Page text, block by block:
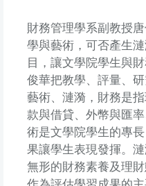
財務管理學系副教授
學與藝術，可否產生
目，讓文學院學生與
俊華把教學、評量、
藝術、漣漪，財務是
款與借貸、外幣與匯
術是文學院學生的專
果讓學生表現發揮。
無形的財務素養及理